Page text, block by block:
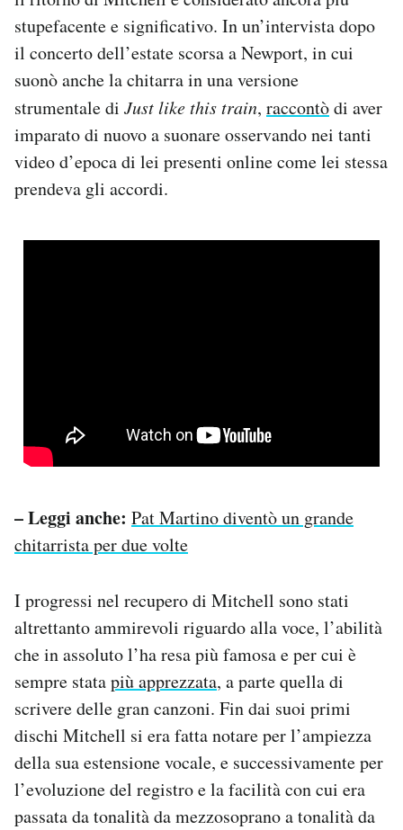
stupefacente e significativo. In un’intervista dopo
il concerto dell’estate scorsa a Newport, in cui
suonò anche la chitarra in una versione
strumentale di Just like this train, raccontòdi aver
imparato di nuovo a suonare osservando nei tanti
video d’epoca di lei presenti online come lei stessa
prendeva gli accordi.
– Leggi anche: Pat Martino diventò un grande
chitarrista per due volte
I progressi nel recupero di Mitchell sono stati
altrettanto ammirevoli riguardo alla voce, l’abilità
che in assoluto l’ha resa più famosa e per cui è
sempre statapiù apprezzata, a parte quella di
scrivere delle gran canzoni. Fin dai suoi primi
dischi Mitchell si era fatta notare per l’ampiezza
della sua estensione vocale, e successivamente per
l’evoluzione del registro e la facilità con cui era
passata da tonalità da mezzosoprano a tonalità da